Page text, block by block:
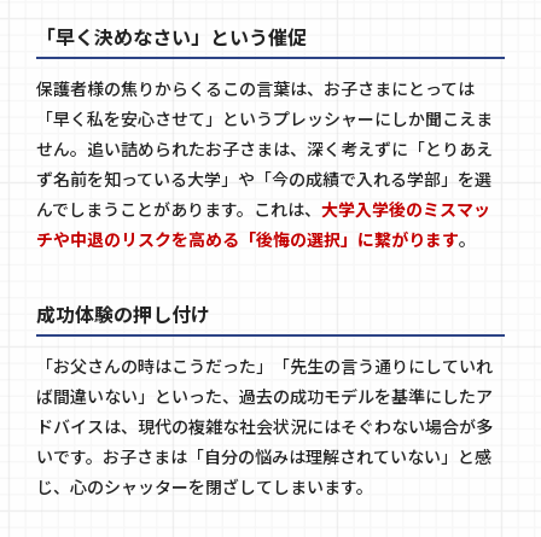
「早く決めなさい」という催促
保護者様の焦りからくるこの言葉は、お子さまにとっては
「早く私を安心させて」というプレッシャーにしか聞こえま
せん。追い詰められたお子さまは、深く考えずに「とりあえ
ず名前を知っている大学」や「今の成績で入れる学部」を選
んでしまうことがあります。これは、 大学入学後のミスマッ
チや中退のリスクを高める「後悔の選択」に繋がります。
成功体験の押し付け
「お父さんの時はこうだった」「先生の言う通りにしていれ
ば間違いない」といった、過去の成功モデルを基準にしたア
ドバイスは、現代の複雑な社会状況にはそぐわない場合が多
いです。お子さまは「自分の悩みは理解されていない」と感
じ、心のシャッターを閉ざしてしまいます。